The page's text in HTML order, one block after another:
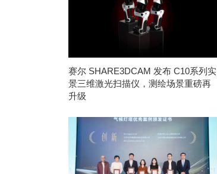
赛尔 SHARE3DCAM 发布 C10系列实
景三维激光扫描仪，测绘场景重磅再
升级